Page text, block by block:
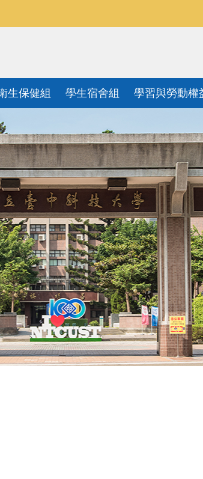
生保健組 學生宿舍組 學習與勞動權